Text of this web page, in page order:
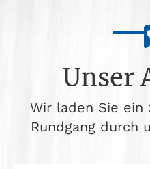
Unser
Wir laden Sie
Rundgang durch